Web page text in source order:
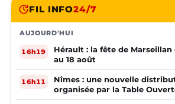
FIL INFO24/7
AUJOURD'HUI
16h19
Hérault : la fête de Marseillan
au 18 août
16h11
Nîmes : une nouvelle
organisée par la Table